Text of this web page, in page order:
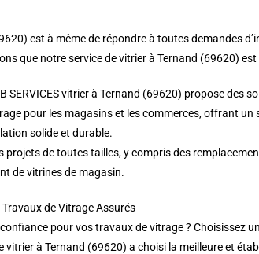
est à même de répondre à toutes demandes
que notre service de vitrier à Ternand (69620) est
vitrier à Ternand (69620) propose des
pour les magasins et les commerces, offrant
solide et durable.
projets de toutes tailles, y compris des
de vitrines de magasin.
de Vitrage Assurés
pour vos travaux de vitrage ? Choisissez
à Ternand (69620) a choisi la meilleure et